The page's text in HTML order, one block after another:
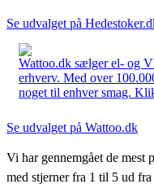
Se udvalget på
Wattoo.dk sælger el- og
erhverv. Med over
noget til enhver smag.
Se udvalget på Wattoo.dk
Vi har gennemgået de mest
med stjerner fra 1 til 5 ud